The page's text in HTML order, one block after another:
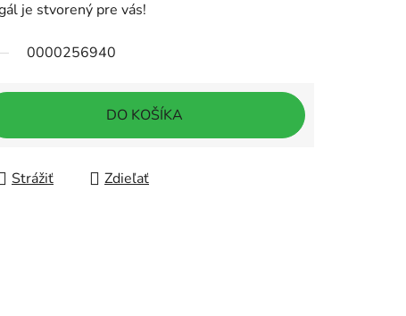
je stvorený pre vás!
0000256940
DO KOŠÍKA
Strážiť Zdieľať